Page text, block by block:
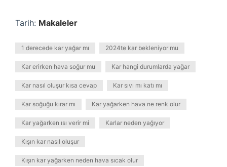
Tarih: Makaleler
1 derecede kar yağar mı 2024te kar bekleniyor mu
Kar erirken hava soğur mu Kar hangi durumlarda yağar
Kar nasıl oluşur kısa cevap Kar sıvı mı katı mı
Kar soğuğu kırar mı Kar yağarken hava ne renk olur
Kar yağarken ısı verir mi Karlar neden yağıyor
Kışın kar nasıl oluşur
Kışın kar yağarken neden hava sıcak olur